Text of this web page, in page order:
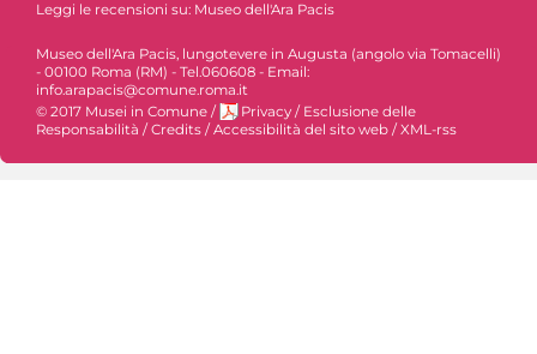
Leggi le recensioni su: Museo dell'Ara Pacis
Museo dell'Ara Pacis, lungotevere in Augusta (angolo via Tomacelli)
- 00100 Roma (RM) - Tel.060608 - Email:
info.arapacis@comune.roma.it
© 2017 Musei in Comune / Privacy / Esclusione delle
Responsabilità / Credits / Accessibilità del sito web / XML-rss